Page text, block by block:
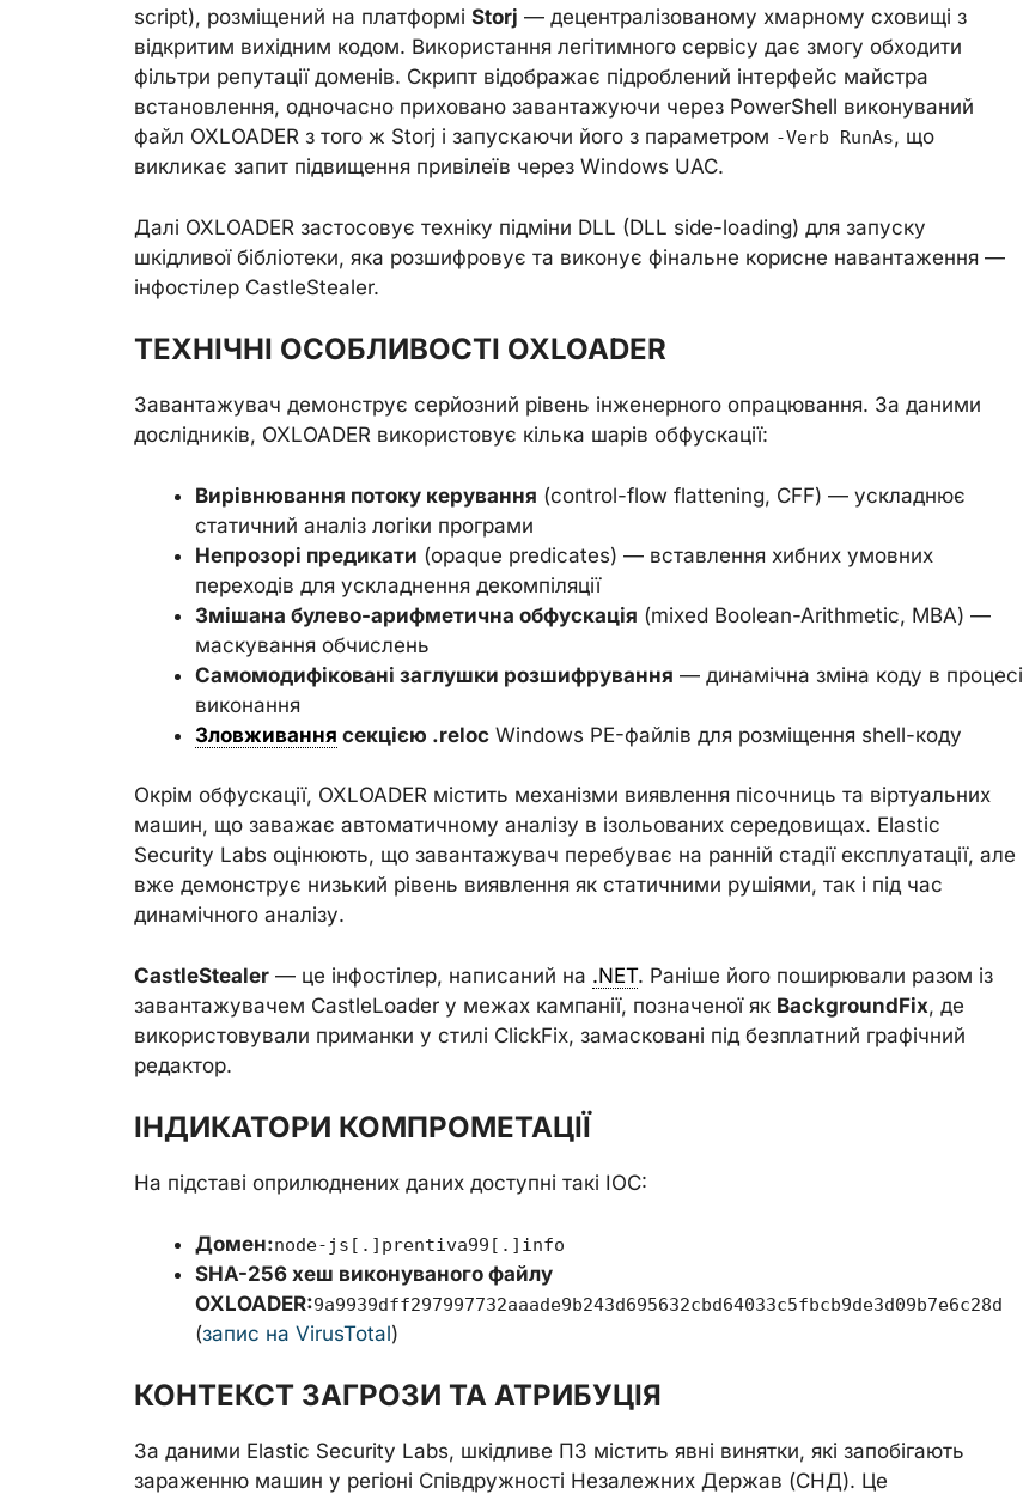
script), розміщений на платформі Storj — децентралізованому хмарному сховищі з
відкритим вихідним кодом. Використання легітимного сервісу дає змогу обходити
фільтри репутації доменів. Скрипт відображає підроблений інтерфейс майстра
встановлення, одночасно приховано завантажуючи через PowerShell виконуваний
файл OXLOADER з того ж Storj і запускаючи його з параметром -Verb RunAs, що
викликає запит підвищення привілеїв через Windows UAC.
Далі OXLOADER застосовує техніку підміни DLL (DLL side-loading) для запуску
шкідливої бібліотеки, яка розшифровує та виконує фінальне корисне навантаження —
інфостілер CastleStealer.
ТЕХНІЧНІ ОСОБЛИВОСТІ OXLOADER
Завантажувач демонструє серйозний рівень інженерного опрацювання. За даними
дослідників, OXLOADER використовує кілька шарів обфускації:
Вирівнювання потоку керування (control-flow flattening, CFF) — ускладнює
статичний аналіз логіки програми
Непрозорі предикати (opaque predicates) — вставлення хибних умовних
переходів для ускладнення декомпіляції
Змішана булево-арифметична обфускація (mixed Boolean-Arithmetic, MBA) —
маскування обчислень
Самомодифіковані заглушки розшифрування — динамічна зміна коду в процесі
виконання
Зловживання секцією .reloc Windows PE-файлів для розміщення shell-коду
Окрім обфускації, OXLOADER містить механізми виявлення пісочниць та віртуальних
машин, що заважає автоматичному аналізу в ізольованих середовищах. Elastic
Security Labs оцінюють, що завантажувач перебуває на ранній стадії експлуатації, але
вже демонструє низький рівень виявлення як статичними рушіями, так і під час
динамічного аналізу.
CastleStealer — це інфостілер, написаний на .NET. Раніше його поширювали разом із
завантажувачем CastleLoader у межах кампанії, позначеної як BackgroundFix, де
використовували приманки у стилі ClickFix, замасковані під безплатний графічний
редактор.
ІНДИКАТОРИ КОМПРОМЕТАЦІЇ
На підставі оприлюднених даних доступні такі IOC:
Домен:node-js[.]prentiva99[.]info
SHA-256 хеш виконуваного файлу
OXLOADER:9a9939dff297997732aaade9b243d695632cbd64033c5fbcb9de3d09b7e6c28d
(запис на VirusTotal)
КОНТЕКСТ ЗАГРОЗИ ТА АТРИБУЦІЯ
За даними Elastic Security Labs, шкідливе ПЗ містить явні винятки, які запобігають
зараженню машин у регіоні Співдружності Незалежних Держав (СНД). Це